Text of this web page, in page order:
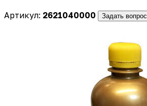
Артикул: 2621040000 Задать вопрос